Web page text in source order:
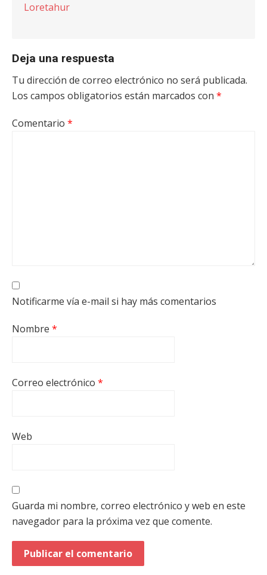
Loretahur
Deja una respuesta
Tu dirección de correo electrónico no será publicada.
Los campos obligatorios están marcados con *
Comentario *
Notificarme vía e-mail si hay más comentarios
Nombre *
Correo electrónico *
Web
Guarda mi nombre, correo electrónico y web en este
navegador para la próxima vez que comente.